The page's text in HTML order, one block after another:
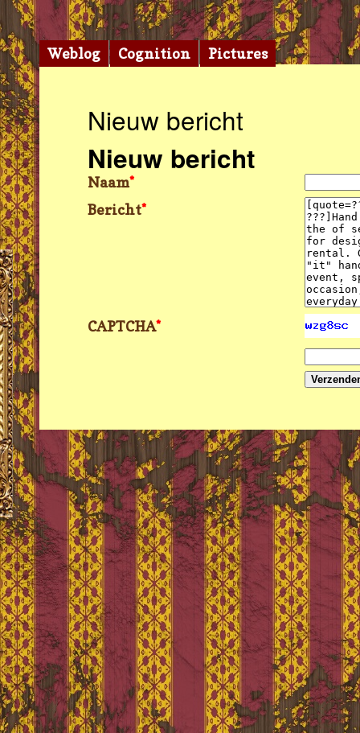
Nieuw bericht
Nieuw bericht
Naam*
Bericht*
CAPTCHA*
Weblog Cognition Pictures